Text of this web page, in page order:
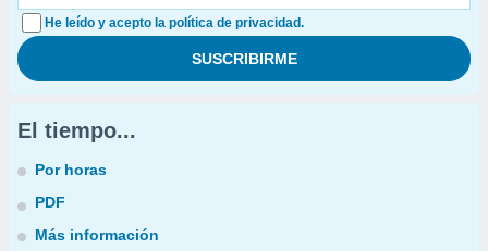
He leído y acepto la política de privacidad.
El tiempo...
Por horas
PDF
Más información